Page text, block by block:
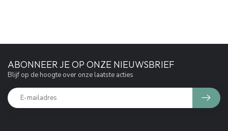
ABONNEER JE OP ONZE NIEUWSBRIEF
Blijf op de hoogte over onze laatste acties